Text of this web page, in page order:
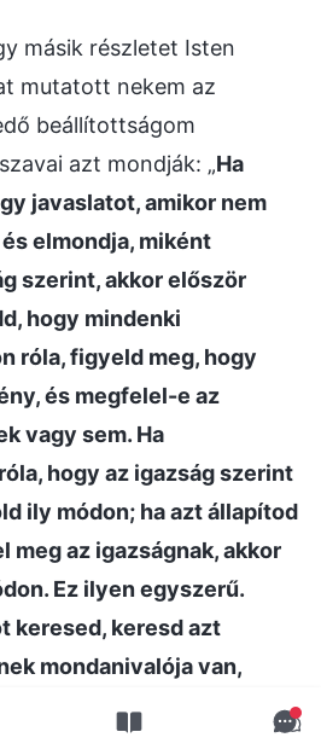
másik részletet Isten
mutatott nekem az
beállítottságom
azt mondják: „Ha
javaslatot, amikor nem
elmondja, miként
szerint, akkor először
hogy mindenki
róla, figyeld meg, hogy
és megfelel-e az
vagy sem. Ha
hogy az igazság szerint
ily módon; ha azt állapítod
meg az igazságnak, akkor
Ez ilyen egyszerű.
keresed, keresd azt
mondanivalója van,
komolyan minden szavát.